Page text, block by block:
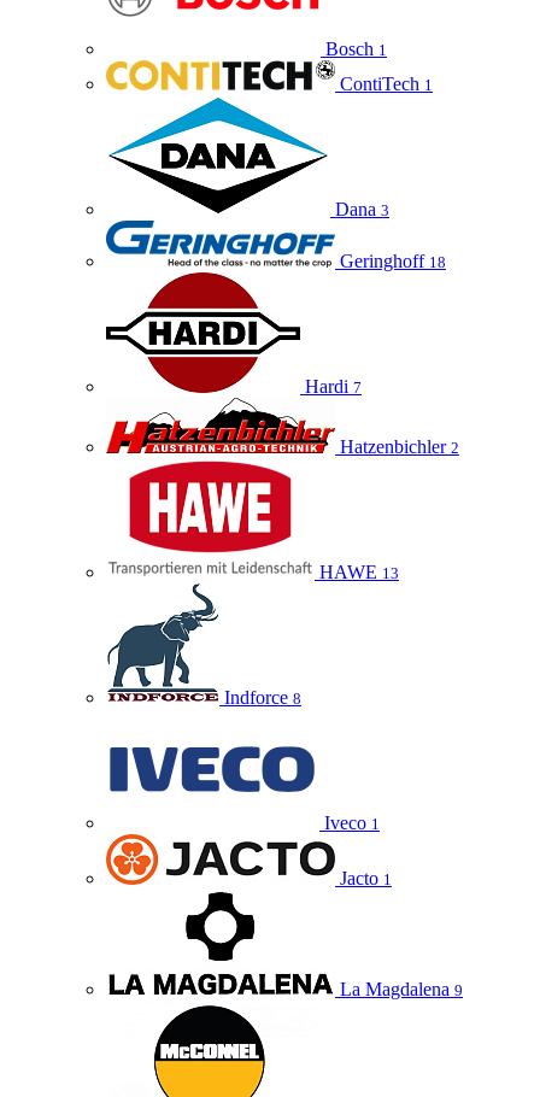
Bosch 1
ContiTech 1
Dana 3
Geringhoff 18
Hardi 7
Hatzenbichler 2
HAWE 13
Indforce 8
Iveco 1
Jacto 1
La Magdalena 9